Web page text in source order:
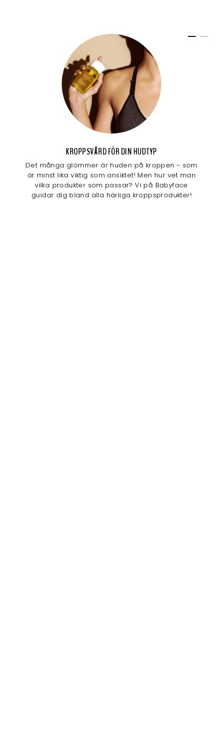
KROPPSVÅRD FÖR DIN HUDTYP
Det många glömmer är huden på kroppen - som
är minst lika viktig som ansiktet! Men hur vet man
vilka produkter som passar? Vi på Babyface
guidar dig bland alla härliga kroppsprodukter!